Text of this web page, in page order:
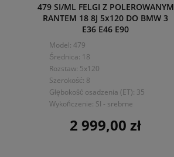
479 SI/ML FELGI Z POLEROWANYM
RANTEM 18 8J 5x120 DO BMW 3
E36 E46 E90
Model: 479
Średnica: 18
Rozstaw: 5x120
Szerokość: 8
Głębokość osadzenia (ET): 35
Wykończenie: SI - srebrne
Cena
2 999,00 zł